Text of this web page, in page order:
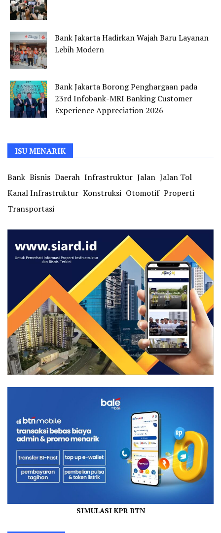
Bank Jakarta Hadirkan Wajah Baru Layanan
Lebih Modern
Bank Jakarta Borong Penghargaan pada
23rd Infobank-MRI Banking Customer
Experience Appreciation 2026
ISU MENARIK
Bank Bisnis Daerah Infrastruktur Jalan Jalan Tol
Kanal Infrastruktur Konstruksi Otomotif Properti
Transportasi
SIMULASI KPR BTN